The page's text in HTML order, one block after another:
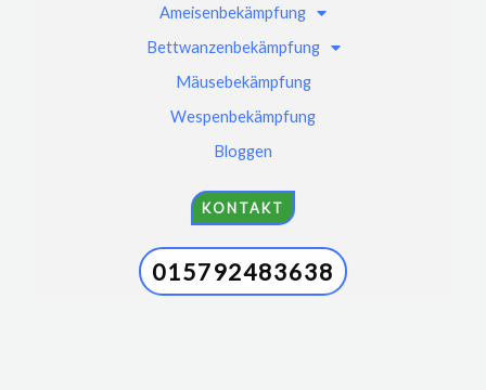
Ameisenbekämpfung
Bettwanzenbekämpfung
Mäusebekämpfung
Wespenbekämpfung
Bloggen
KONTAKT
015792483638